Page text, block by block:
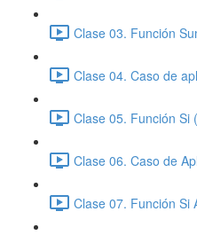
Clase 03. Función
Clase 04. Caso de
Clase 05. Función Si
Clase 06. Caso de
Clase 07. Función Si